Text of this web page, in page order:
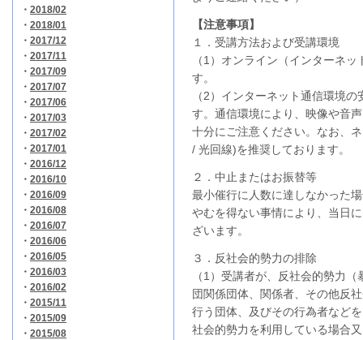
・ 2018/02
・ 2018/01
・ 2017/12
・ 2017/11
・ 2017/09
・ 2017/07
・ 2017/06
・ 2017/03
・ 2017/02
・ 2017/01
・ 2016/12
・ 2016/10
・ 2016/09
・ 2016/08
・ 2016/07
・ 2016/06
・ 2016/05
・ 2016/03
・ 2016/02
・ 2015/11
・ 2015/09
・ 2015/08
【注意事項】
１．受講方法および受講環境
（1）オンライン（インターネ
す。
（2）インターネット通信環境
す。通信環境により、映像や音
十分にご注意ください。なお、
/ 光回線)を推奨しております。
２．中止またはお振替等
最小催行に人数に達しなかった
やむを得ない事情により、当日
ざいます。
３．反社会的勢力の排除
（1）受講者が、反社会的勢力
団関係団体、関係者、その他反
行う団体、及びその行為者など
社会的勢力を利用している場合